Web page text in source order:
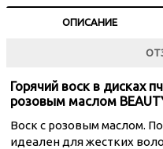
ОПИСАНИЕ
Горячий воск в дисках
розовым маслом
Воск с розовым маслом.
идеален для жестких